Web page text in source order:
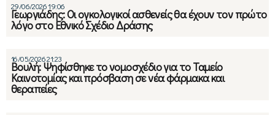
29/06/2026 19:06
Γεωργιάδης: Οι ογκολογικοί ασθενείς θα έχουν τον πρώτο
λόγο στο Εθνικό Σχέδιο Δράσης
16/05/2026 21:23
Βουλή: Ψηφίσθηκε το νομοσχέδιο για το Ταμείο
Καινοτομίας και πρόσβαση σε νέα φάρμακα και
θεραπείες